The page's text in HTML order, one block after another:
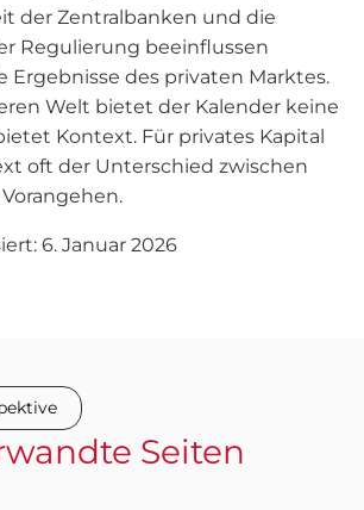
der Zentralbanken und die
Regulierung beeinflussen
Ergebnisse des privaten Marktes.
Welt bietet der Kalender keine
Kontext. Für privates Kapital
oft der Unterschied zwischen
6. Januar 2026
Seiten